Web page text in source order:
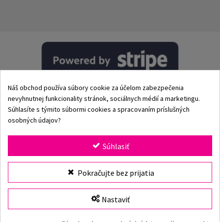
© 2002–2026 Origami-Bikini Kft. Všetky práva vyhradené.
Origami Bikini– prémiové dámske plavky a bikiny priamo
od výrobcu. Objav našu kolekciu pre rok 2026 s klasickými
aj modernými strihmi, jedinečnými vzormi a kvalitnými
plavkami vyrobenými z prvotriednych materiálov. Viac ako
25 rokov skúseností, rýchle doručenie a bezpečné online
Náš obchod používa súbory cookie za účelom zabezpečenia
nevyhnutnej funkcionality stránok, sociálnych médií a marketingu.
Súhlasíte s týmito súbormi cookies a spracovaním príslušných
osobných údajov?
Súhlasiť
Pokračujte bez prijatia
Nastaviť